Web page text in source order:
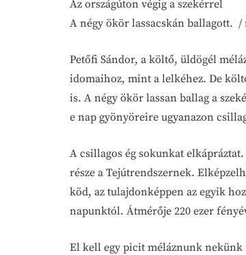
Az országúton végig a szekérrel
A négy ökör lassacskán ballagott. /
Petőfi Sándor, a költő, üldögél
idomaihoz, mint a lelkéhez. De
is. A négy ökör lassan ballag a
e nap gyönyöreire ugyanazon
A csillagos ég sokunkat
része a Tejútrendszernek.
köd, az tulajdonképpen az egyik
napunktól. Átmérője 220 ezer
El kell egy picit méláznunk nekünk